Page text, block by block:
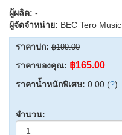
ผู้ผลิต: -
ผู้จัดจำหน่าย: BEC Tero Music
ราคาปก: ฿199.00
ราคาของคุณ: ฿165.00
ราคาน้ำหนักพิเศษ: 0.00 (?)
จำนวน: